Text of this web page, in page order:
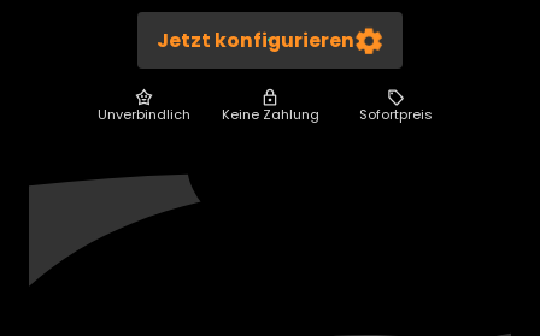
Jetzt konfigurieren
Unverbindlich Keine Zahlung Sofortpreis